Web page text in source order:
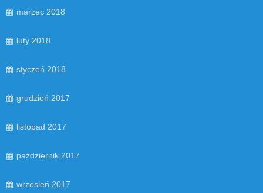
marzec 2018
luty 2018
styczeń 2018
grudzień 2017
listopad 2017
październik 2017
wrzesień 2017